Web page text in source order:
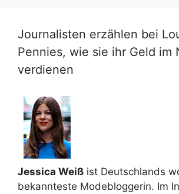
Journalisten erzählen bei
Pennies, wie sie ihr Geld im
verdienen
Jessica Weiß ist Deutschlands
bekannteste Modebloggerin. Im